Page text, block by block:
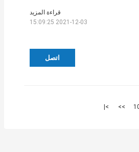
اتصل
قراءة المزيد
2021-12-03 15:09:25
>>
>|